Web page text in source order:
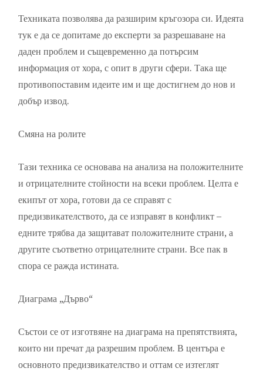
Техниката позволява да разширим кръгозора си. Идеята
тук е да се допитаме до експерти за разрешаване на
даден проблем и същевременно да потърсим
информация от хора, с опит в други сфери. Така ще
противопоставим идеите им и ще достигнем до нов и
добър извод.
Смяна на ролите
Тази техника се основава на анализа на положителните
и отрицателните стойности на всеки проблем. Целта е
екипът от хора, готови да се справят с
предизвикателството, да се изправят в конфликт –
едните трябва да защитават положителните страни, а
другите съответно отрицателните страни. Все пак в
спора се ражда истината.
Диаграма „Дърво“
Състои се от изготвяне на диаграма на препятствията,
които ни пречат да разрешим проблем. В центъра е
основното предизвикателство и оттам се изтеглят